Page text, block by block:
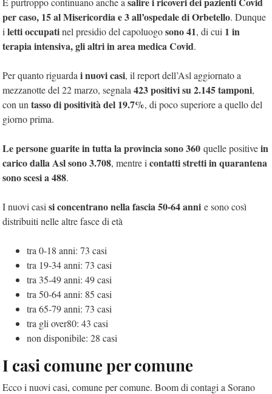
per caso, 15 al Misericordia e 3 all’ospedale di Orbetello. Dunque
i letti occupatinel presidio del capoluogosono 41, di cui 1 in
terapia intensiva, gli altri in area medica Covid.
Per quanto riguarda i nuovi casi, il report dell’Asl aggiornato a
mezzanotte del 22 marzo, segnala 423 positivi su 2.145 tamponi,
con un tasso di positività del 19.7%, di poco superiore a quello del
giorno prima.
Le persone guarite in tutta la provincia sono 360 quelle positivein
carico dalla Asl sono 3.708, mentre i contatti stretti in quarantena
sono scesi a 488.
I nuovi casi si concentrano nella fascia 50-64 anni e sono così
distribuiti nelle altre fasce di età
tra 0-18 anni: 73 casi
tra 19-34 anni: 73 casi
tra 35-49 anni: 49 casi
tra 50-64 anni: 85 casi
tra 65-79 anni: 73 casi
tra gli over80: 43 casi
non disponibile: 28 casi
I casi comune per comune
Ecco i nuovi casi, comune per comune. Boom di contagi a Sorano